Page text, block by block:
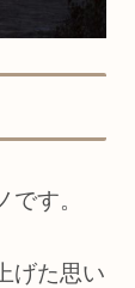
す。
げた思い